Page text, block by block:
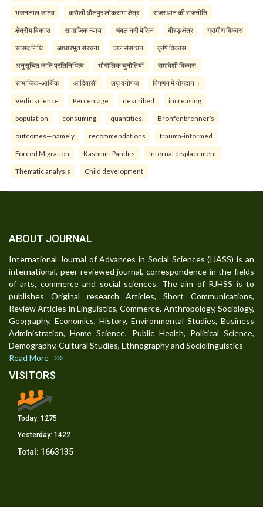
भजनलाल जाटव करौली धौलपुर लोकसभा क्षेत्र राजस्थान की राजनीति
क्षेत्रीय विकास सामाजिक न्याय चंबल नदी बेसिन बीहड़ क्षेत्र ग्रामीण विकास
सांसद निधि आधारभूत संरचना जल संसाधन कृषि विकास
अनुसूचित जाति प्रतिनिधित्व भौगोलिक चुनौतियाँ समावेशी विकास
सामाजिक-आर्थिक आदिवासी लघु वनोपज विपणन में योगदान ।
Vedic science Percentage described increasing
population consuming quantities. Bronfenbrenner’s
outcomes—namely recommendations trauma-informed
Forced Migration Kashmiri Pandits Internal displacement
Thematic analysis Child development
ABOUT JOURNAL
International Journal of Advances in Social Sciences (IJASS) is an
international, peer-reviewed journal, correspondence in the fields
of arts, commerce and social sciences. The aim of RJHSS is to
publishes Original research Articles, Short Communications,
Review Articles in Linguistics, Commerce, Anthropology, Sociology,
Geography, Economics, History, Environmental Studies, Business
Administration, Home Science, Public Health, Political Science,
Demography, Cultural Studies, Ethnography and Sociolinguistics
Read More
VISITORS
Today: 1275
Yesterday: 1422
Total: 1663135